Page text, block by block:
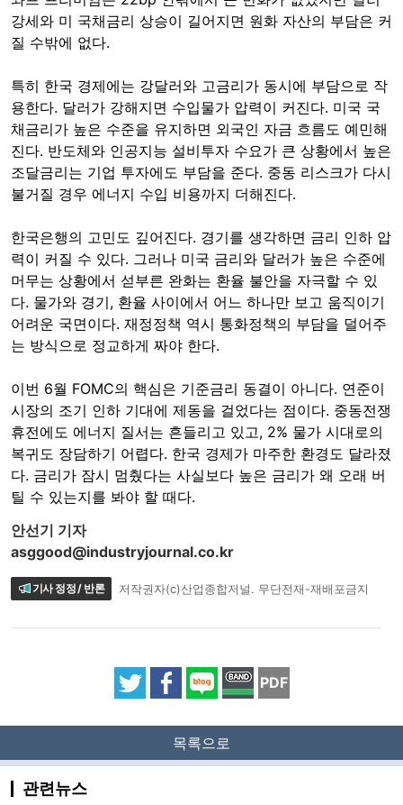
강세와 미 국채금리 상승이 길어지면 원화 자산의 부담은 커
질 수밖에 없다.
특히 한국 경제에는 강달러와 고금리가 동시에 부담으로 작
용한다. 달러가 강해지면 수입물가 압력이 커진다. 미국 국
채금리가 높은 수준을 유지하면 외국인 자금 흐름도 예민해
진다. 반도체와 인공지능 설비투자 수요가 큰 상황에서 높은
조달금리는 기업 투자에도 부담을 준다. 중동 리스크가 다시
불거질 경우 에너지 수입 비용까지 더해진다.
한국은행의 고민도 깊어진다. 경기를 생각하면 금리 인하 압
력이 커질 수 있다. 그러나 미국 금리와 달러가 높은 수준에
머무는 상황에서 섣부른 완화는 환율 불안을 자극할 수 있
다. 물가와 경기, 환율 사이에서 어느 하나만 보고 움직이기
어려운 국면이다. 재정정책 역시 통화정책의 부담을 덜어주
는 방식으로 정교하게 짜야 한다.
이번 6월 FOMC의 핵심은 기준금리 동결이 아니다. 연준이
시장의 조기 인하 기대에 제동을 걸었다는 점이다. 중동전쟁
휴전에도 에너지 질서는 흔들리고 있고, 2% 물가 시대로의
복귀도 장담하기 어렵다. 한국 경제가 마주한 환경도 달라졌
다. 금리가 잠시 멈췄다는 사실보다 높은 금리가 왜 오래 버
틸 수 있는지를 봐야 할 때다.
안선기 기자
asggood@industryjournal.co.kr
기사 정정 / 반론 저작권자(c)산업종합저널. 무단전재-재배포금지
PDF
목록으로
관련뉴스